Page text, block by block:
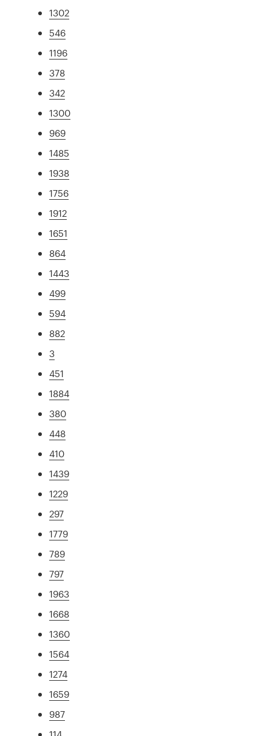
1302
546
1196
378
342
1300
969
1485
1938
1756
1912
1651
864
1443
499
594
882
3
451
1884
380
448
410
1439
1229
297
1779
789
797
1963
1668
1360
1564
1274
1659
987